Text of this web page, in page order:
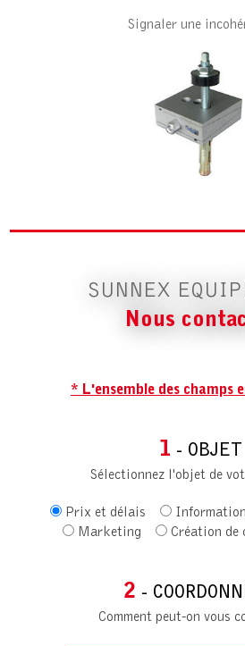
Signaler une
SUNNEX
Nous
* L'ensemble des champs
1 - OBJET
Sélectionnez l'objet de
Prix et délais
Marketing
Création de
2 -
Comment peut-on vous